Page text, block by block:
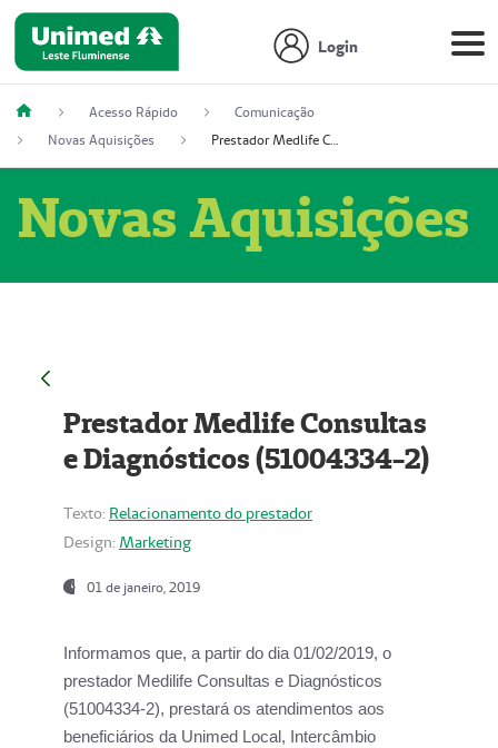
Login
Acesso Rápido
Comunicação
Novas Aquisições
Prestador Medlife Consultas e Diagnósticos (51004334-2)
Novas Aquisições
Prestador Medlife Consultas
e Diagnósticos (51004334-2)
Texto: Relacionamento do prestador
Design: Marketing
01 de janeiro, 2019
Informamos que, a partir do dia 01/02/2019, o
prestador Medilife Consultas e Diagnósticos
(51004334-2), prestará os atendimentos aos
beneficiários da Unimed Local, Intercâmbio